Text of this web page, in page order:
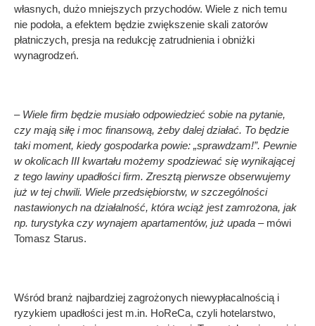
własnych, dużo mniejszych przychodów. Wiele z nich temu
nie podoła, a efektem będzie zwiększenie skali zatorów
płatniczych, presja na redukcję zatrudnienia i obniżki
wynagrodzeń.
– Wiele firm będzie musiało odpowiedzieć sobie na pytanie,
czy mają siłę i moc finansową, żeby dalej działać. To będzie
taki moment, kiedy gospodarka powie: „sprawdzam!”. Pewnie
w okolicach III kwartału możemy spodziewać się wynikającej
z tego lawiny upadłości firm. Zresztą pierwsze obserwujemy
już w tej chwili. Wiele przedsiębiorstw, w szczególności
nastawionych na działalność, która wciąż jest zamrożona, jak
np. turystyka czy wynajem apartamentów, już upada –mówi
Tomasz Starus.
Wśród branż najbardziej zagrożonych niewypłacalnością i
ryzykiem upadłości jest m.in. HoReCa, czyli hotelarstwo,